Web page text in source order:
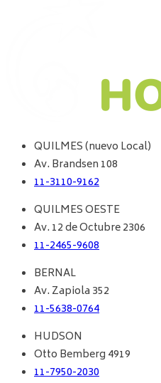
QUILMES (nuevo Local)
Av. Brandsen 108
11-3110-9162
QUILMES OESTE
Av. 12 de Octubre 2306
11-2465-9608
BERNAL
Av. Zapiola 352
11-5638-0764
HUDSON
Otto Bemberg 4919
11-7950-2030